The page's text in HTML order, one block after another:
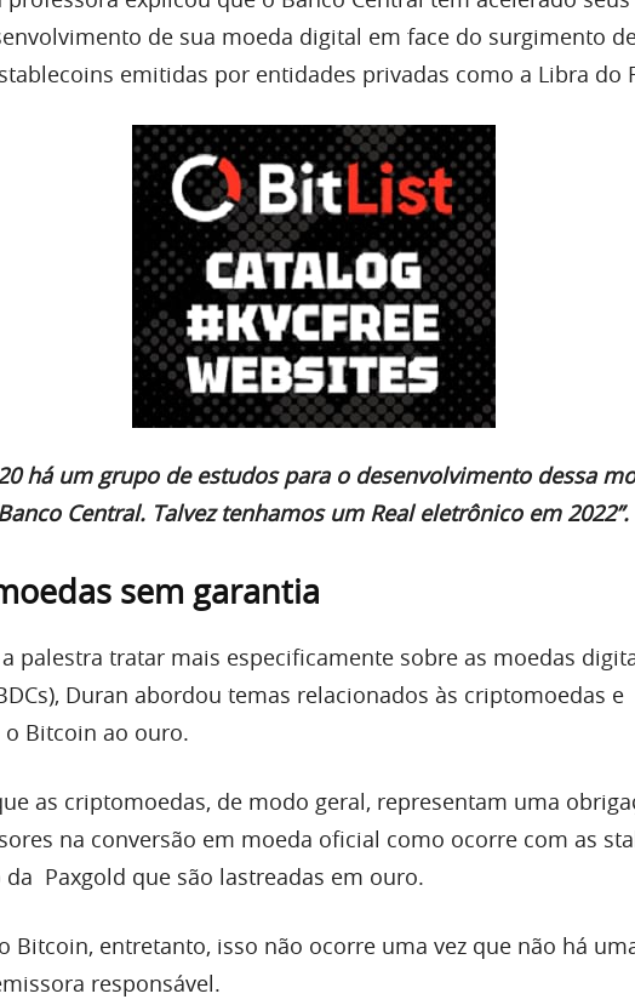
de sua moeda digital em face do surgimento
emitidas por entidades privadas como a Libra do
há um grupo de estudos para o desenvolvimento dessa
Central. Talvez tenhamos um Real eletrônico em 2022”.
sem garantia
palestra tratar mais especificamente sobre as moedas
Duran abordou temas relacionados às criptomoedas e
Bitcoin ao ouro.
as criptomoedas, de modo geral, representam uma
na conversão em moeda oficial como ocorre com as
da Paxgold que são lastreadas em ouro.
Bitcoin, entretanto, isso não ocorre uma vez que não há
responsável.